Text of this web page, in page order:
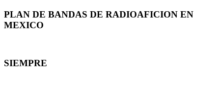
PLAN DE BANDAS DE RADIOAFICION EN
MEXICO
SIEMPRE